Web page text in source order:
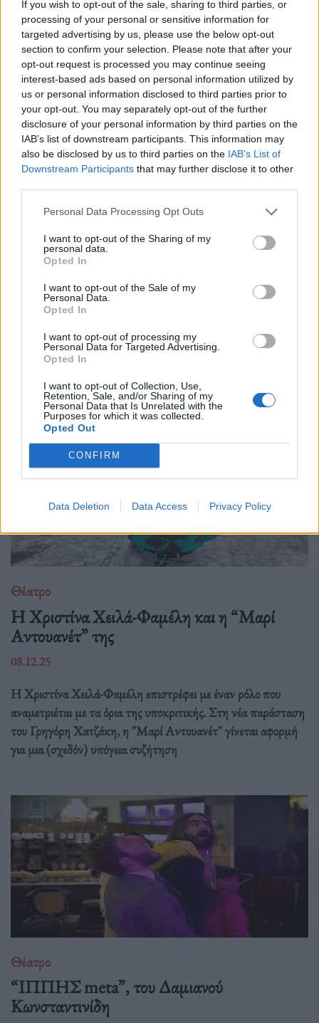
If you wish to opt-out of the sale, sharing to third parties, or
processing of your personal or sensitive information for
targeted advertising by us, please use the below opt-out
section to confirm your selection. Please note that after your
opt-out request is processed you may continue seeing
interest-based ads based on personal information utilized by
us or personal information disclosed to third parties prior to
your opt-out. You may separately opt-out of the further
disclosure of your personal information by third parties on the
IAB’s list of downstream participants. This information may
also be disclosed by us to third parties on the IAB’s List of
Downstream Participants that may further disclose it to other
Personal Data Processing Opt Outs
I want to opt-out of the Sharing of my
personal data.
Opted In
I want to opt-out of the Sale of my
Personal Data.
Opted In
I want to opt-out of processing my
Personal Data for Targeted Advertising.
Opted In
I want to opt-out of Collection, Use,
Retention, Sale, and/or Sharing of my
Personal Data that Is Unrelated with the
Purposes for which it was collected.
Opted Out
CONFIRM
Data Deletion Data Access Privacy Policy
σε παγίδα και το παράλογο σε καθρέφτη.
Θέατρο
Η Φένια Αποστόλου και το σκοτεινό
παραμύθι του “Αποτυπώματος”
10.12.25
σκοτεινό, ποιητικό χώρο όπου η γυναικεία εικόνα αποτινάσσει
τις παραμορφώσεις του χρόνου και ξαναβρίσκει τη φωνή της
μέσα από την κίνηση, τη σιωπή
Θέατρο
Η Χριστίνα Χειλά-Φαμέλη και η “Μαρί
Αντουανέτ” της
08.12.25
Η Χριστίνα Χειλά-Φαμέλη επιστρέφει με έναν ρόλο που
αναμετριέται με τα όρια της υποκριτικής. Στη νέα παράσταση
του Γρηγόρη Χατζάκη, η "Μαρί Αντουανέτ" γίνεται αφορμή
για μια (σχεδόν) υπόγεια συζήτηση
Θέατρο
“ΙΠΠΗΣ meta”, του Δαμιανού
Κωνσταντινίδη